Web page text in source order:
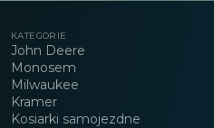
KATEGORIE
John Deere
Monosem
Milwaukee
Kramer
Kosiarki samojezdne